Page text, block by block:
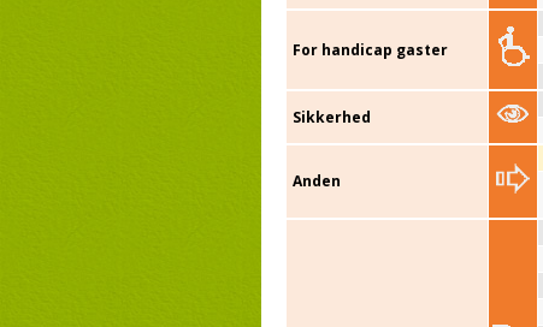
For handicap gaster
Sikkerhed
Anden